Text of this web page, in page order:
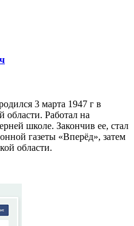
3 марта 1947 г в
области. Работал на
школе. Закончив ее, стал
газеты «Вперёд», затем
области.